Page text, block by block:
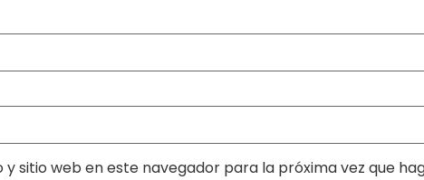
sitio web en este navegador para la próxima vez que